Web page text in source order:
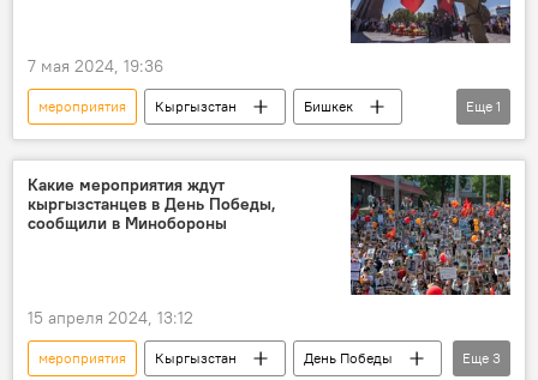
7 мая 2024, 19:36
мероприятия Кыргызстан
Бишкек
День Победы
Еще 1
Какие мероприятия ждут
кыргызстанцев в День Победы,
сообщили в Минобороны
15 апреля 2024, 13:12
мероприятия Кыргызстан
День Победы
Еще 3